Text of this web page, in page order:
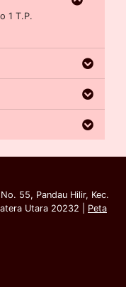
1 T.P.
55, Pandau Hilir, Kec.
Utara 20232 | Peta